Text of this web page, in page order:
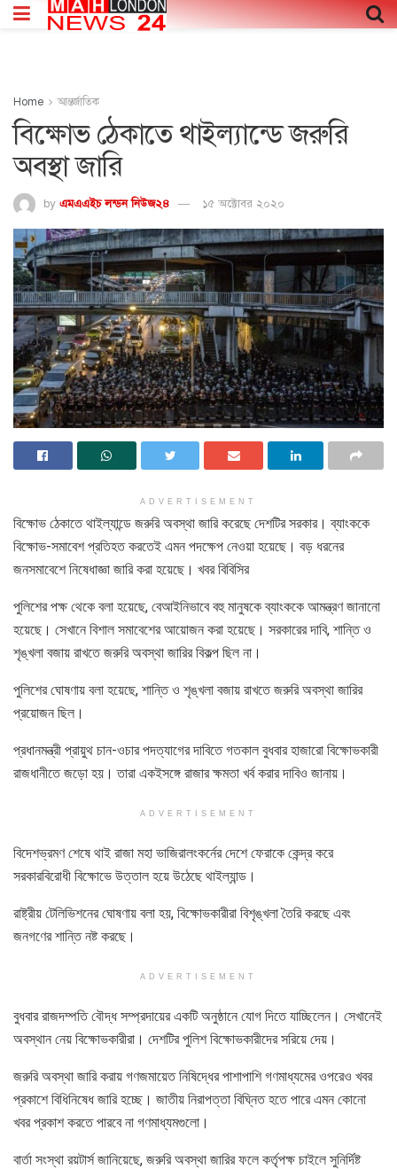
Home আন্তর্জাতিক
বিক্ষোভ ঠেকাতে থাইল্যান্ডে জরুরি
অবস্থা জারি
by এমএএইচ লন্ডন নিউজ২৪ ১৫ অক্টোবর ২০২০
ADVERTISEMENT
বিক্ষোভ ঠেকাতে থাইল্যান্ডে জরুরি অবস্থা জারি করেছে দেশটির সরকার। ব্যাংককে
বিক্ষোভ-সমাবেশ প্রতিহত করতেই এমন পদক্ষেপ নেওয়া হয়েছে। বড় ধরনের
জনসমাবেশে নিষেধাজ্ঞা জারি করা হয়েছে। খবর বিবিসির
পুলিশের পক্ষ থেকে বলা হয়েছে, বেআইনিভাবে বহু মানুষকে ব্যাংককে আমন্ত্রণ জানানো
হয়েছে। সেখানে বিশাল সমাবেশের আয়োজন করা হয়েছে। সরকারের দাবি, শান্তি ও
শৃঙ্খলা বজায় রাখতে জরুরি অবস্থা জারির বিকল্প ছিল না।
পুলিশের ঘোষণায় বলা হয়েছে, শান্তি ও শৃঙ্খলা বজায় রাখতে জরুরি অবস্থা জারির
প্রয়োজন ছিল।
প্রধানমন্ত্রী প্রায়ুথ চান-ওচার পদত্যাগের দাবিতে গতকাল বুধবার হাজারো বিক্ষোভকারী
রাজধানীতে জড়ো হয়। তারা একইসঙ্গে রাজার ক্ষমতা খর্ব করার দাবিও জানায়।
ADVERTISEMENT
বিদেশভ্রমণ শেষে থাই রাজা মহা ভাজিরালংকর্নের দেশে ফেরাকে কেন্দ্র করে
সরকারবিরোধী বিক্ষোভে উত্তাল হয়ে উঠেছে থাইল্যান্ড।
রাষ্ট্রীয় টেলিভিশনের ঘোষণায় বলা হয়, বিক্ষোভকারীরা বিশৃঙ্খলা তৈরি করছে এবং
জনগণের শান্তি নষ্ট করছে।
ADVERTISEMENT
বুধবার রাজদম্পতি বৌদ্ধ সম্প্রদায়ের একটি অনুষ্ঠানে যোগ দিতে যাচ্ছিলেন। সেখানেই
অবস্থান নেয় বিক্ষোভকারীরা। দেশটির পুলিশ বিক্ষোভকারীদের সরিয়ে দেয়।
জরুরি অবস্থা জারি করায় গণজমায়েত নিষিদ্ধের পাশাপাশি গণমাধ্যমের ওপরেও খবর
প্রকাশে বিধিনিষেধ জারি হচ্ছে। জাতীয় নিরাপত্তা বিঘ্নিত হতে পারে এমন কোনো
খবর প্রকাশ করতে পারবে না গণমাধ্যমগুলো।
বার্তা সংস্থা রয়টার্স জানিয়েছে, জরুরি অবস্থা জারির ফলে কর্তৃপক্ষ চাইলে সুনির্দিষ্ট